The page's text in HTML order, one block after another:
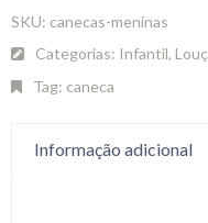
SKU: canecas-meninas
Categorias: Infantil,
Tag: caneca
Informação adicional